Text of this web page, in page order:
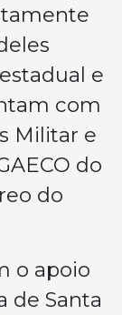
e
com
Militar e
do
do
o apoio
de Santa